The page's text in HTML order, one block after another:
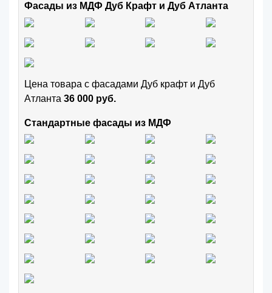
Фасады из МДФ Дуб Крафт и Дуб Атланта
Цена товара с фасадами Дуб крафт и Дуб
Атланта 36 000 руб.
Стандартные фасады из МДФ